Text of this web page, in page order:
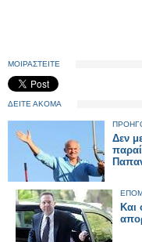
ΜΟΙΡΑΣΤΕΙΤΕ
ΔΕΙΤΕ ΑΚΟΜΑ
Δεν